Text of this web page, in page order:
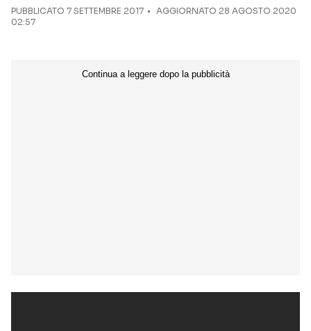
PUBBLICATO 7 SETTEMBRE 2017
AGGIORNATO 28 AGOSTO 2020
02:57